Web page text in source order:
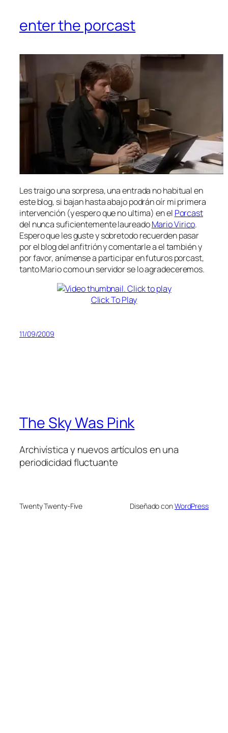
enter the porcast
Les trai­go una sor­pre­sa, una en­tra­da no ha­bi­tual en
es­te blog, si ba­jan has­ta aba­jo po­drán oír mi pri­me­ra
in­ter­ven­ción (y es­pe­ro que no ul­ti­ma) en el Porcast
del nun­ca su­fi­cien­te­men­te lau­rea­doMario Virico.
Espero que les gus­te y so­bre­to­do re­cuer­den pa­sar
por el blog del an­fi­trión y co­men­tar­le a el tam­bién y
por fa­vor, aní­men­se a par­ti­ci­par en fu­tu­ros por­cast,
tan­to Mario co­mo un ser­vi­dor se lo agradeceremos.
Click To Play
11/09/2009
The Sky Was Pink
Archivística y nuevos artículos en una
periodicidad fluctuante
Twenty Twenty-Five Diseñado conWordPress